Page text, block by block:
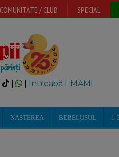
COMUNITATE / CLUB SPECIAL
| Intreabă I-MAMI
NASTEREA BEBELUSUL 1-